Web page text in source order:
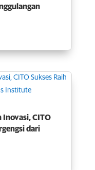
Inovasi, CITO
dari